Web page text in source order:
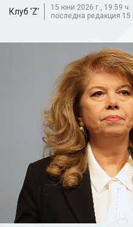
Клуб 'Z'
15 юни 2026 г., 19:59 ч.
последна редакция 15